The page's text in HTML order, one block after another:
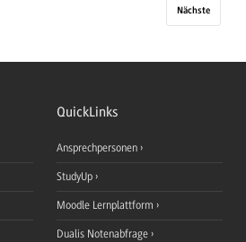
Nächste
QuickLinks
Ansprechpersonen
StudyUp
Moodle Lernplattform
Dualis Notenabfrage